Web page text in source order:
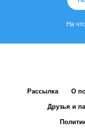
На
Рассылка О
Друзья и